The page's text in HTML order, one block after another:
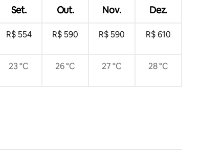
Set. Out. Nov. Dez.
R$ 554 R$ 590 R$ 590 R$ 610
23 °C 26 °C 27 °C 28 °C